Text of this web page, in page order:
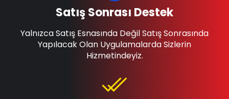
Satış Sonrası Destek
Yalnızca Satış Esnasında Değil Satış Sonrasında
Yapılacak Olan Uygulamalarda Sizlerin
Hizmetindeyiz.